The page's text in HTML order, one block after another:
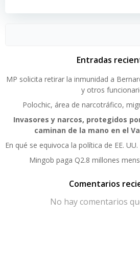
Entradas
MP solicita retirar la inmunidad a
y otros
Polochic, área de narcotráfico,
Invasores y narcos, protegidos
caminan de la mano en el
En qué se equivoca la política de EE.
Mingob paga Q2.8 millones
Comentarios
No hay comentarios